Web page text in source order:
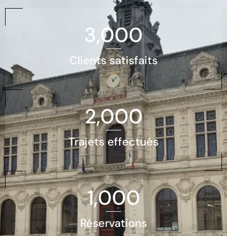
Clients satisfaits
3,000
Trajets effectués
2,000
Réservations
1,000